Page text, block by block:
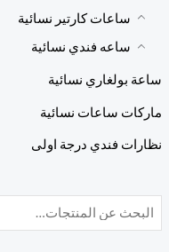
ساعات كارتير نسائية
ساعه فندي نسائية
ساعة بولغاري نسائية
ماركات ساعات نسائية
نظارات فندي درجة اولى